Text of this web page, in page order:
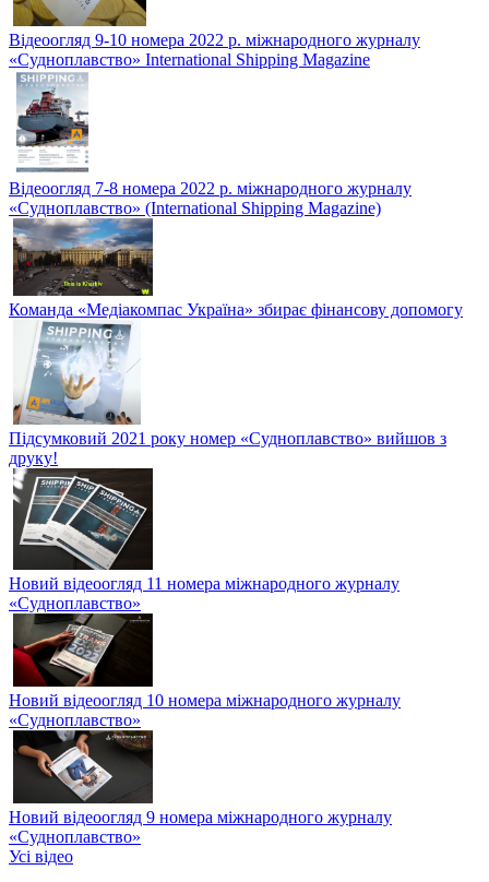
Відеоогляд 9-10 номера 2022 р. міжнародного журналу
«Судноплавство» International Shipping Magazine
Відеоогляд 7-8 номера 2022 р. міжнародного журналу
«Судноплавство» (International Shipping Magazine)
Команда «Медіакомпас Україна» збирає фінансову допомогу
Підсумковий 2021 року номер «Судноплавство» вийшов з
друку!
Новий відеоогляд 11 номера міжнародного журналу
«Судноплавство»
Новий відеоогляд 10 номера міжнародного журналу
«Судноплавство»
Новий відеоогляд 9 номера міжнародного журналу
«Судноплавство»
Усі відео